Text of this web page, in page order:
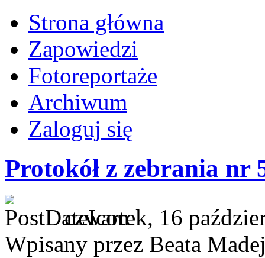
Strona główna
Zapowiedzi
Fotoreportaże
Archiwum
Zaloguj się
Protokół z zebrania nr
czwartek, 16
Wpisany przez Beata